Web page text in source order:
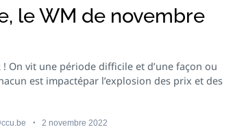
le WM de novembre
! On vit une période difficile et d’une façon ou
est impactépar l’explosion des prix et des
2 novembre 2022